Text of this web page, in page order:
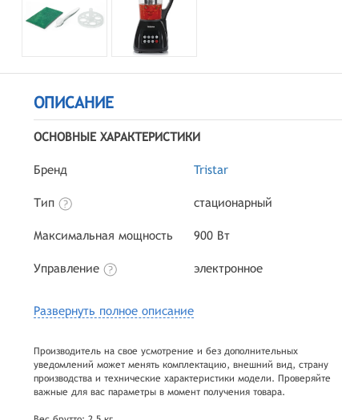
ОПИСАНИЕ
ОСНОВНЫЕ ХАРАКТЕРИСТИКИ
Бренд Tristar
Тип стационарный
Максимальная мощность 900 Вт
Управление электронное
Развернуть полное описание
Производитель на свое усмотрение и без дополнительных
уведомлений может менять комплектацию, внешний вид, страну
производства и технические характеристики модели. Проверяйте
важные для вас параметры в момент получения товара.